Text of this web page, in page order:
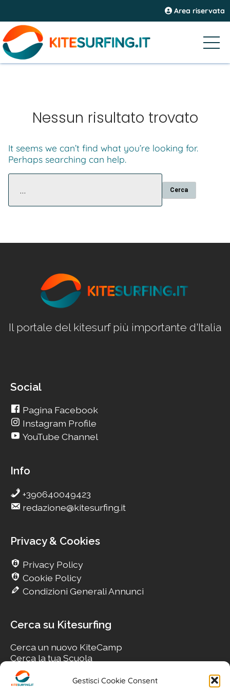
Gestisci Cookie Consent
Area riservata
Nessun risultato trovato
It seems we can’t find what you’re looking for.
Perhaps searching can help.
per:
Il portale del kitesurf più importante d'Italia
Social
Pagina Facebook
Instagram Profile
YouTube Channel
Info
+390640049423
redazione@kitesurfing.it
Privacy & Cookies
Privacy Policy
Cookie Policy
Condizioni Generali Annunci
Cerca su Kitesurfing
Cerca un nuovo KiteCamp
Cerca la tua Scuola
Cerca il tuo KiteSpot
Cerca Accommodation